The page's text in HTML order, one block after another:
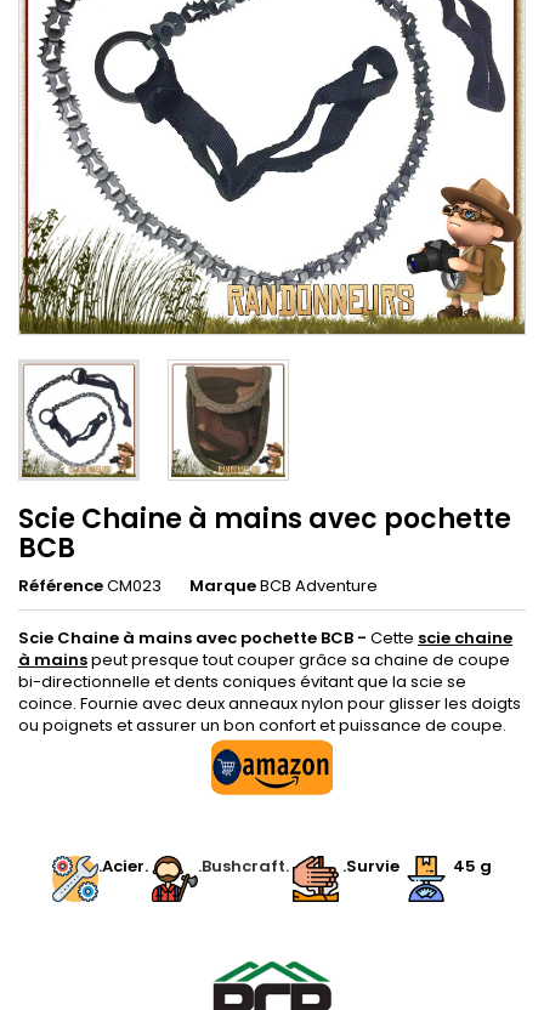
Scie Chaine à mains avec pochette
BCB
RéférenceCM023 MarqueBCB Adventure
Scie Chaine à mains avec pochette BCB - Cette scie chaine
à mainspeut presque tout couper grâce sa chaine de coupe
bi-directionnelle et dents coniques évitant que la scie se
coince. Fournie avec deux anneaux nylon pour glisser les doigts
ou poignets et assurer un bon confort et puissance de coupe.
.Acier.
.Bushcraft. .Survie 45 g